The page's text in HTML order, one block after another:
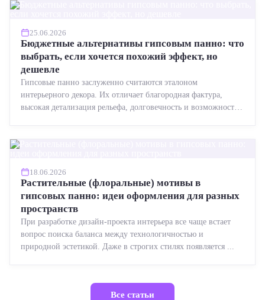
25.06.2026
Бюджетные альтернативы гипсовым панно: что
выбрать, если хочется похожий эффект, но
дешевле
Гипсовые панно заслуженно считаются эталоном
интерьерного декора. Их отличает благородная фактура,
высокая детализация рельефа, долговечность и возможность
18.06.2026
Растительные (флоральные) мотивы в
гипсовых панно: идеи оформления для разных
пространств
При разработке дизайн-проекта интерьера все чаще встает
вопрос поиска баланса между технологичностью и
природной эстетикой. Даже в строгих стилях появляется ...
Все статьи